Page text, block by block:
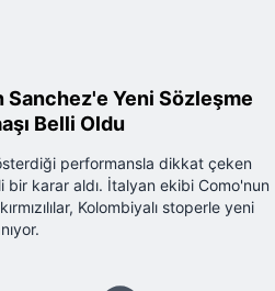
Sanchez'e Yeni Sözleşme
Belli Oldu
performansla dikkat çeken
bir karar aldı. İtalyan ekibi Como'nun
Kolombiyalı stoperle yeni